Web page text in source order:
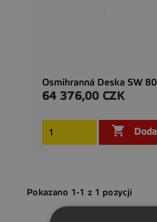
Osmihranná Deska SW
Cena
64 376,00 CZK

Pokazano 1-1 z 1 pozycji